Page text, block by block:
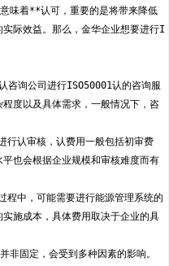
味着**认可，重要的是将带来降低
际效益。那么，金华企业想要进行I
咨询公司进行ISO50001认的咨询服
度以及具体需求，一般情况下，咨
认审核，认费用一般包括初审费
也会根据企业规模和审核难度而有
中，可能需要进行能源管理系统的
施成本，具体费用取决于企业的具
非固定，会受到多种因素的影响。